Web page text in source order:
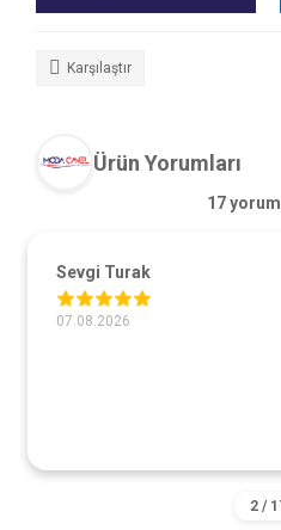
Karşılaştır
Ürün Yorumları
17 yorum
Sevgi Turak
07.08.2026